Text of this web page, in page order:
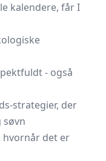
kalendere, får I
- også
strategier, der
søvn
det er